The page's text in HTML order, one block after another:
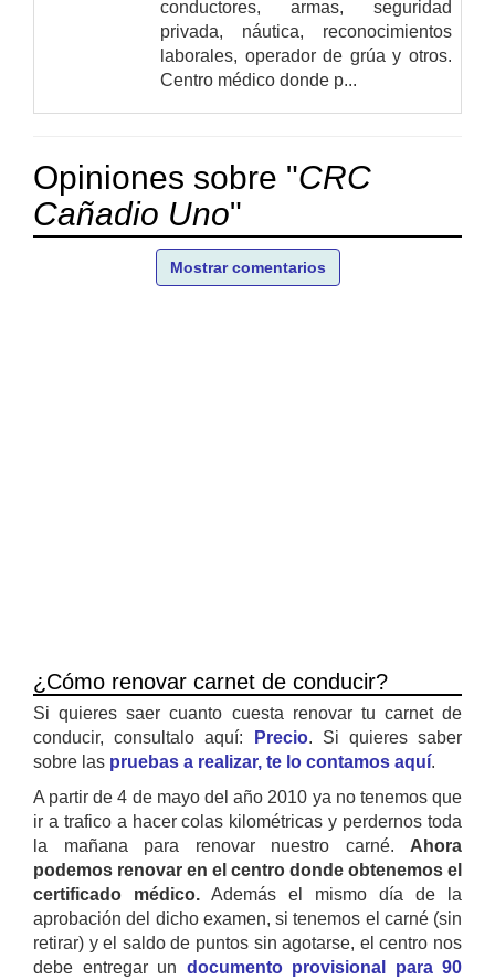
conductores, armas, seguridad
privada, náutica, reconocimientos
laborales, operador de grúa y otros.
Centro médico donde p...
Opiniones sobre "CRC
Cañadio Uno"
Mostrar comentarios
¿Cómo renovar carnet de conducir?
Si quieres saer cuanto cuesta renovar tu carnet de
conducir, consultalo aquí:
Precio. Si quieres saber
sobre las pruebas a realizar, te lo contamos aquí.
A partir de 4 de mayo del año 2010 ya no tenemos que
ir a trafico a hacer colas kilométricas y perdernos toda
la mañana para renovar nuestro carné. Ahora
podemos renovar en el centro donde obtenemos el
certificado médico. Además el mismo día de la
aprobación del dicho examen, si tenemos el carné (sin
retirar) y el saldo de puntos sin agotarse, el centro nos
debe entregar un documento provisional para 90